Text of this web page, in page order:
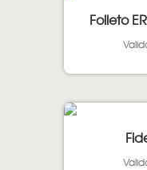
Folleto